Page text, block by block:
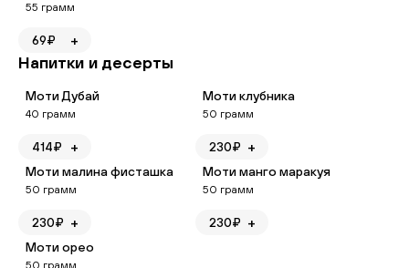
55 грамм
69₽ +
Напитки и десерты
Моти Дубай
40 грамм
414₽ +
Моти клубника
50 грамм
230₽ +
Моти малина фисташка
50 грамм
230₽ +
Моти манго маракуя
50 грамм
230₽ +
Моти орео
50 грамм